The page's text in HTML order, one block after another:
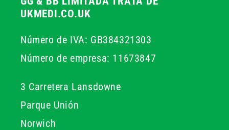
UKMEDI.CO.UK
Número de IVA: GB384321303
Número de empresa: 11673847
3 Carretera Lansdowne
Parque Unión
Norwich